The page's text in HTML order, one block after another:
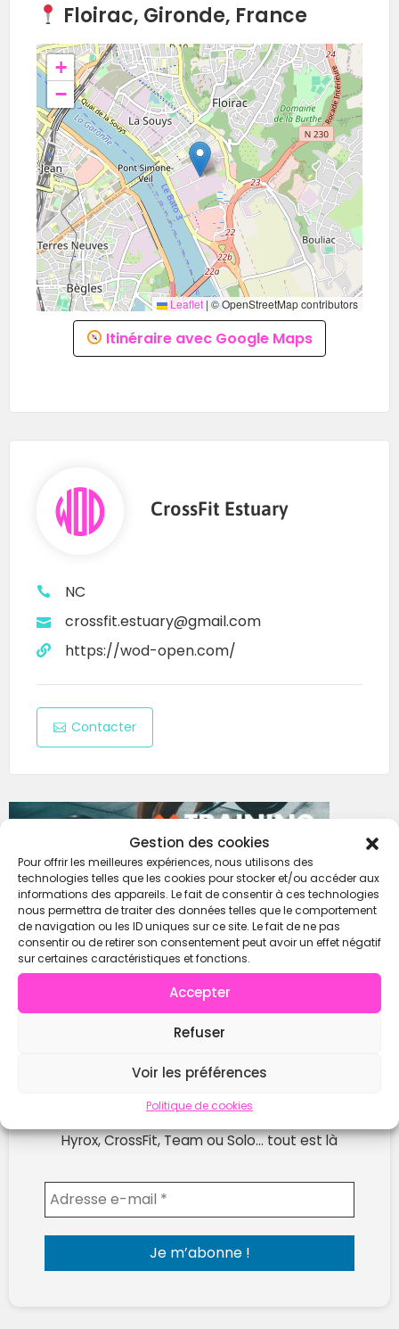
Gestion des cookies
Pour offrir les meilleures expériences, nous utilisons des
technologies telles que les cookies pour stocker et/ou accéder aux
informations des appareils. Le fait de consentir à ces technologies
nous permettra de traiter des données telles que le comportement
de navigation ou les ID uniques sur ce site. Le fait de ne pas
consentir ou de retirer son consentement peut avoir un effet négatif
sur certaines caractéristiques et fonctions.
Accepter
Refuser
Voir les préférences
Politique de cookies
Floirac, Gironde, France
+
−
Leaflet |© OpenStreetMap contributors
Itinéraire avec Google Maps
CrossFit Estuary
NC
crossfit.estuary@gmail.com
https://wod-open.com/
Contacter
Ne rate plus les prochaines compétitions !
Reçois chaque semaine les nouvelles compètes
Hyrox, CrossFit, Team ou Solo… tout est là